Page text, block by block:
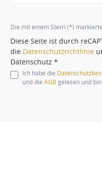
Die mit einem Stern (*)
Diese Seite ist durch
die Datenschutzrichtlinie
Datenschutz *
Ich habe die
und die AGB gelesen und